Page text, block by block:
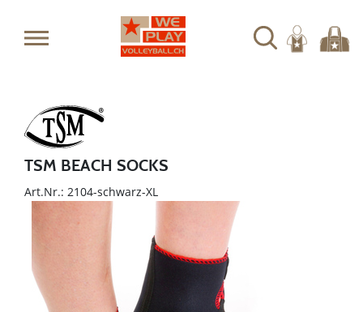
TSM BEACH SOCKS
Art.Nr.: 2104-schwarz-XL